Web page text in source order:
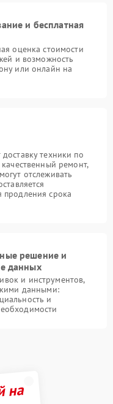
и бесплатная
оценка стоимости
и возможность
или онлайн на
техники по
ремонт,
отслеживать
продления срока
решение и
данных
и инструментов,
данными:
и
на